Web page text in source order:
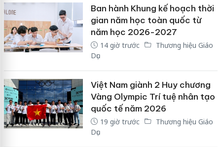
Ban hành Khung kế hoạch thời
gian năm học toàn quốc từ
năm học 2026-2027
14 giờ trước
Thương hiệu Giáo
Dục
Việt Nam giành 2 Huy chương
Vàng Olympic Trí tuệ nhân tạo
quốc tế năm 2026
19 giờ trước
Thương hiệu Giáo
Dục